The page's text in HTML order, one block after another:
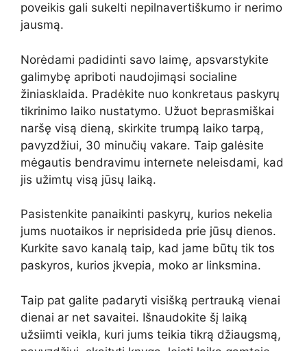
poveikis gali sukelti nepilnavertiškumo ir nerimo
jausmą.
Norėdami padidinti savo laimę, apsvarstykite
galimybę apriboti naudojimąsi socialine
žiniasklaida. Pradėkite nuo konkretaus paskyrų
tikrinimo laiko nustatymo. Užuot beprasmiškai
naršę visą dieną, skirkite trumpą laiko tarpą,
pavyzdžiui, 30 minučių vakare. Taip galėsite
mėgautis bendravimu internete neleisdami, kad
jis užimtų visą jūsų laiką.
Pasistenkite panaikinti paskyrų, kurios nekelia
jums nuotaikos ir neprisideda prie jūsų dienos.
Kurkite savo kanalą taip, kad jame būtų tik tos
paskyros, kurios įkvepia, moko ar linksmina.
Taip pat galite padaryti visišką pertrauką vienai
dienai ar net savaitei. Išnaudokite šį laiką
užsiimti veikla, kuri jums teikia tikrą džiaugsmą,